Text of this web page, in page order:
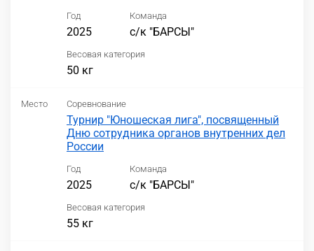
Год
2025
Команда
с/к "БАРСЫ"
Весовая категория
50 кг
Место Соревнование
Турнир "Юношеская лига", посвященный
Дню сотрудника органов внутренних дел
России
Год
2025
Команда
с/к "БАРСЫ"
Весовая категория
55 кг